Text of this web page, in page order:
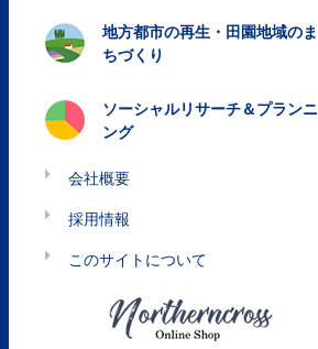
地方都市の再生・田園地域のま
ちづくり
ソーシャルリサーチ＆プランニ
ング
会社概要
採用情報
このサイトについて